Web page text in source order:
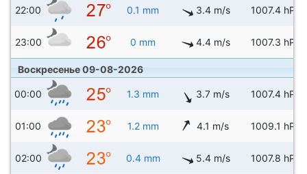
22:00 0.1 mm 3.4 m/s 1007.4 hPa
23:00 0 mm 4.4 m/s 1007.3 hPa
Воскресенье 09-08-2026
00:00 1.3 mm 3.7 m/s 1007.4 hPa
01:00 1.2 mm 4.1 m/s 1009.1 hPa
02:00 0.4 mm 5.4 m/s 1007.8 hPa